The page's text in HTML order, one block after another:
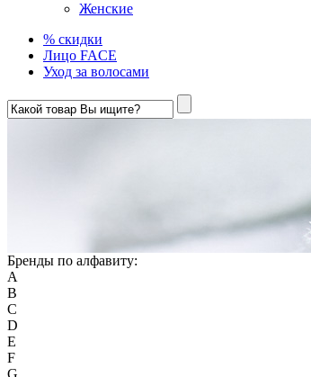
Женские
% скидки
Лицо FACE
Уход за волосами
Бренды по алфавиту:
A
B
C
D
E
F
G